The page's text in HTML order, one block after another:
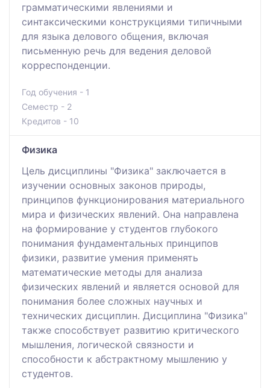
грамматическими явлениями и
синтаксическими конструкциями типичными
для языка делового общения, включая
письменную речь для ведения деловой
корреспонденции.
Год обучения - 1
Семестр - 2
Кредитов - 10
Физика
Цель дисциплины "Физика" заключается в
изучении основных законов природы,
принципов функционирования материального
мира и физических явлений. Она направлена
на формирование у студентов глубокого
понимания фундаментальных принципов
физики, развитие умения применять
математические методы для анализа
физических явлений и является основой для
понимания более сложных научных и
технических дисциплин. Дисциплина "Физика"
также способствует развитию критического
мышления, логической связности и
способности к абстрактному мышлению у
студентов.